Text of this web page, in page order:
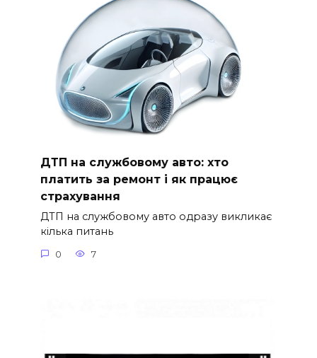
ДТП на службовому авто: хто
платить за ремонт і як працює
страхування
ДТП на службовому авто одразу викликає
кілька питань
0 7